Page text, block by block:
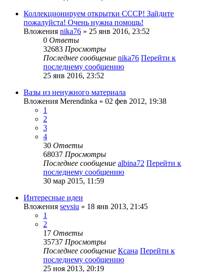
Коллекционируем открытки СССР! Зайдите
пожалуйста! Очень нужна помощь!
Вложения nika76 » 25 янв 2016, 23:52
0 Ответы
32683 Просмотры
Последнее сообщение nika76 Перейти к
последнему сообщению
25 янв 2016, 23:52
Вазы из ненужного материала
Вложения Merendinka » 02 фев 2012, 19:38
1
2
3
4
30 Ответы
68037 Просмотры
Последнее сообщение albina72 Перейти к
последнему сообщению
30 мар 2015, 11:59
Интересные идеи
Вложения sevsiu » 18 янв 2013, 21:45
1
2
17 Ответы
35737 Просмотры
Последнее сообщение Ксана Перейти к
последнему сообщению
25 ноя 2013, 20:19